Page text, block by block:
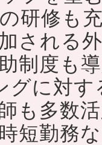
研修も
される
制度も
に対す
も多数
短勤務